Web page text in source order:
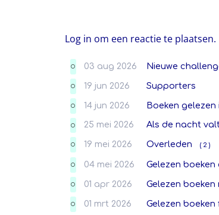
Log in om een reactie te plaatsen.
O 03 aug 2026 Nieuwe
O 19 jun 2026 Supporters
O 14 jun 2026 Boeken gelezen
O 25 mei 2026 Als de nacht
O 19 mei 2026 Overleden ( 2 )
O 04 mei 2026 Gelezen boeken
O 01 apr 2026 Gelezen boeken
O 01 mrt 2026 Gelezen boeken